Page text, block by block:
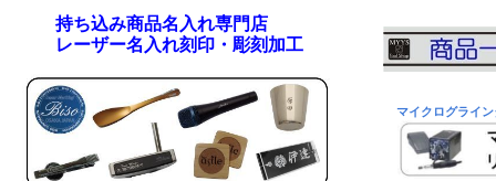
マイクログライ
持ち込み商品名入れ専門店
レーザー名入れ刻印・彫刻加工